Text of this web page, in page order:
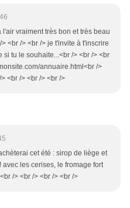
l'air vraiment très bon et très beau
<br /> <br /> je t'invite à t'inscrire
tu le souhaite...<br /> <br /> <br
annuaire.html<br />
<br /> <br /> <br />
cet été : sirop de liège et
les cerises, le fromage fort
/> <br /> <br /> <br />